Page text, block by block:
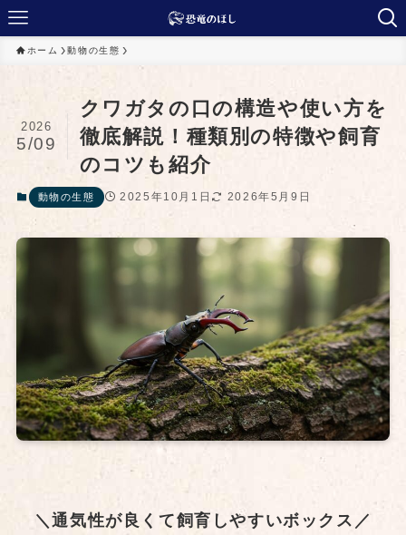
ホーム 動物の生態
クワガタの口の構造や使い方を
徹底解説！種類別の特徴や飼育
のコツも紹介
2026
5/09
動物の生態 2025年10月1日 2026年5月9日
＼通気性が良くて飼育しやすいボックス／